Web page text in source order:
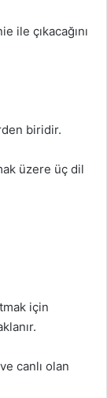
ile çıkacağını
biridir.
üzere üç dil
için
canlı olan